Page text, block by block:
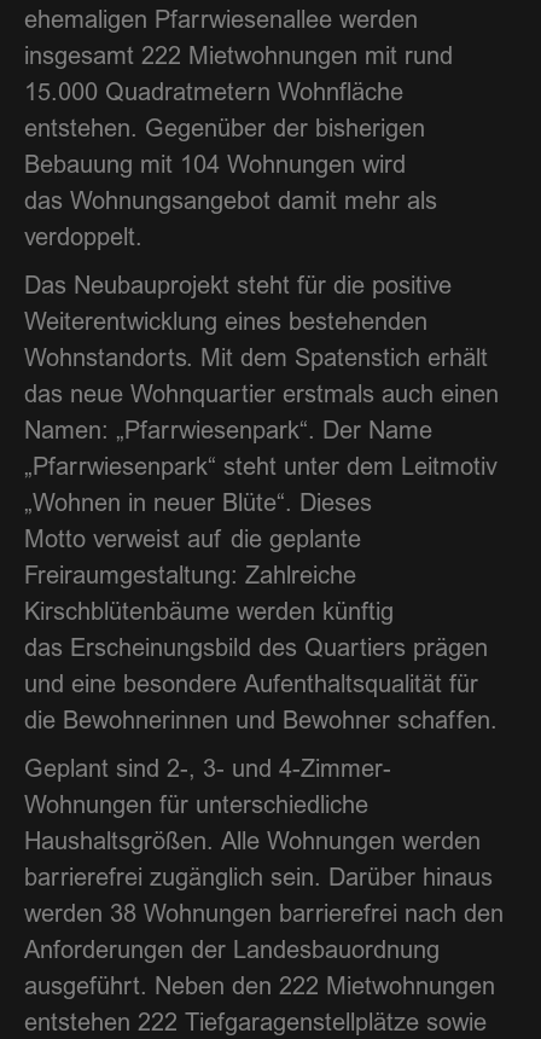
ehemaligen Pfarrwiesenallee werden
insgesamt 222 Mietwohnungen mit rund
15.000 Quadratmetern Wohnfläche
entstehen. Gegenüber der bisherigen
Bebauung mit 104 Wohnungen wird
das Wohnungsangebot damit mehr als
verdoppelt.
Das Neubauprojekt steht für die positive
Weiterentwicklung eines bestehenden
Wohnstandorts. Mit dem Spatenstich erhält
das neue Wohnquartier erstmals auch einen
Namen: „Pfarrwiesenpark“. Der Name
„Pfarrwiesenpark“ steht unter dem Leitmotiv
„Wohnen in neuer Blüte“. Dieses
Motto verweist auf die geplante
Freiraumgestaltung: Zahlreiche
Kirschblütenbäume werden künftig
das Erscheinungsbild des Quartiers prägen
und eine besondere Aufenthaltsqualität für
die Bewohnerinnen und Bewohner schaffen.
Geplant sind 2-, 3- und 4-Zimmer-
Wohnungen für unterschiedliche
Haushaltsgrößen. Alle Wohnungen werden
barrierefrei zugänglich sein. Darüber hinaus
werden 38 Wohnungen barrierefrei nach den
Anforderungen der Landesbauordnung
ausgeführt. Neben den 222 Mietwohnungen
entstehen 222 Tiefgaragenstellplätze sowie